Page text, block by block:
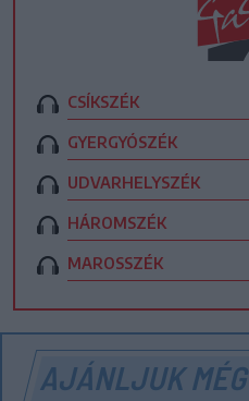
CSÍKSZÉK
GYERGYÓSZÉK
UDVARHELYSZÉK
HÁROMSZÉK
MAROSSZÉK
AJÁNLJUK MÉG